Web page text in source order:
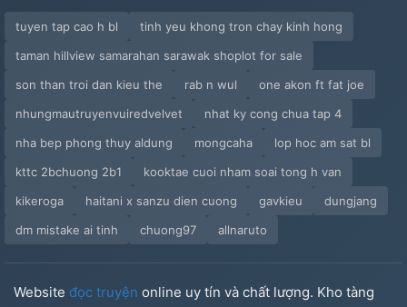
tuyen tap cao h bl
tinh yeu khong tron chay kinh hong
taman hillview samarahan sarawak shoplot for sale
son than troi dan kieu the
rab n wul
one akon ft fat joe
nhungmautruyenvuiredvelvet
nhat ky cong chua tap 4
nha bep phong thuy aldung
mongcaha
lop hoc am sat bl
kttc 2bchuong 2b1
kooktae cuoi nham soai tong h van
kikeroga
haitani x sanzu dien cuong gavkieu
dungjang
dm mistake ai tinh
chuong97 allnaruto
Website đọc truyện online uy tín và chất lượng. Kho tàng